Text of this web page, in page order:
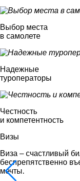
Выбор места
в самолете
Надежные
туроператоры
Честность
и компетентность
Визы
Виза – счастливый
беспрепятственно
мечты.